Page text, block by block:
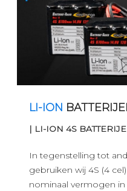
LI-ION
| LI-ION 4S
In tegenstelling tot
gebruiken wij 4S (4
nominaal vermogen in